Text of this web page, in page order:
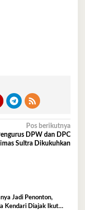
Pos berikutnya
DPW dan DPC
Sultra Dikukuhkan
Jadi Penonton,
Kendari Diajak Ikut